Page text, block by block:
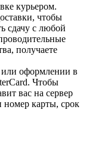
курьером.
чтобы
сдачу с любой
получаете
или оформлении в
Чтобы
вас на сервер
номер карты, срок